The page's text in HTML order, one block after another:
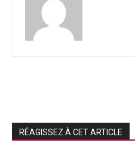
RÉAGISSEZ À CET ARTICLE